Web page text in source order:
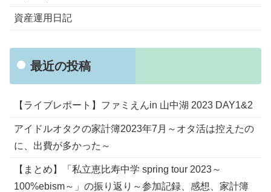
資産運用日記
最近の投稿
【ライブレポート】ファミえんin 山中湖 2023 DAY1&2
アイドルオタクの家計簿2023年7月～オタ活は控えたの
に、出費が多かった～
【まとめ】「私立恵比寿中学 spring tour 2023～
100%ebism～」の振り返り～参加記録、感想、家計簿